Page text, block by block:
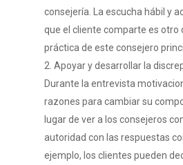
consejería. La escucha hábil y
que el cliente comparte es otro
práctica de este consejero
2. Apoyar y desarrollar la
Durante la entrevista
razones para cambiar su
lugar de ver a los consejeros
autoridad con las respuestas
ejemplo, los clientes pueden